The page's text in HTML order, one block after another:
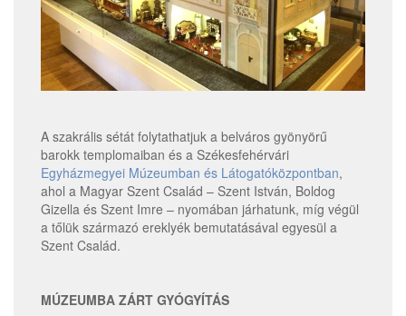
A szakrális sétát folytathatjuk a belváros gyönyörű
barokk templomaiban és a Székesfehérvári
Egyházmegyei Múzeumban és Látogatóközpontban,
ahol a Magyar Szent Család – Szent István, Boldog
Gizella és Szent Imre – nyomában járhatunk, míg végül
a tőlük származó ereklyék bemutatásával egyesül a
Szent Család.
MÚZEUMBA ZÁRT GYÓGYÍTÁS